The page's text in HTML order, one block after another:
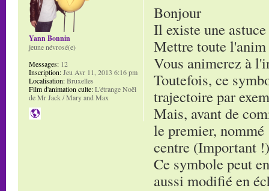
Bonjour
Il existe une
Mettre toute l'anim
Vous animerez à
Toutefois, ce
trajectoire par
Mais, avant de
le premier,
centre (Important
Ce symbole peut
aussi modifié en
Yann Bonnin
jeune névrosé(e)
Messages: 12
Inscription:Jeu Avr 11, 2013 6:16 pm
Localisation:Bruxelles
Film d'animation culte:L'étrange Noël
de Mr Jack / Mary and Max